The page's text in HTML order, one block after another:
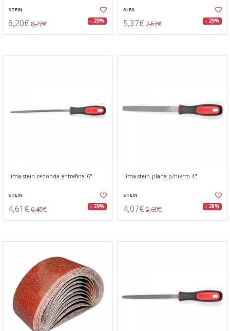
STEIN
6,20€ 8,72€ - 29%
ALFA
5,37€ 7,52€ - 29%
Lima stein redonda entrefina 6"
STEIN
4,61€ 6,45€ - 29%
Lima stein plana p/hierro 4"
STEIN
4,07€ 5,69€ - 28%